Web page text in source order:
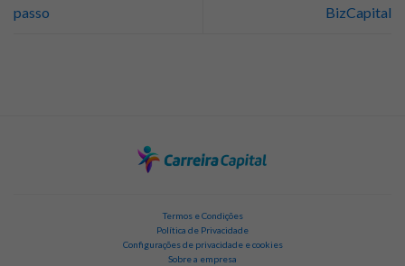
passo
BizCapital
Termos e Condições
Política de Privacidade
Configurações de privacidade e cookies
Sobre a empresa